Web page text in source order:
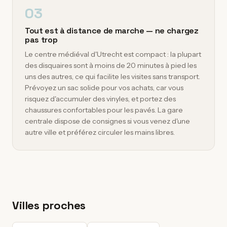
03
Tout est à distance de marche — ne chargez
pas trop
Le centre médiéval d'Utrecht est compact : la plupart
des disquaires sont à moins de 20 minutes à pied les
uns des autres, ce qui facilite les visites sans transport.
Prévoyez un sac solide pour vos achats, car vous
risquez d'accumuler des vinyles, et portez des
chaussures confortables pour les pavés. La gare
centrale dispose de consignes si vous venez d'une
autre ville et préférez circuler les mains libres.
Villes proches